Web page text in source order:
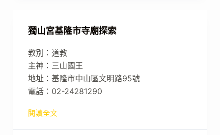
獨山宮基隆市寺廟探索
教別：道教
主神：三山國王
地址：基隆市中山區文明路95號
電話：02-24281290
閱讀全文